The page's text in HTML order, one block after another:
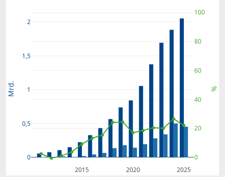
2015 2020 2025
0
0,5
1
1,5
2
0
20
40
60
80
100
Mrd. %